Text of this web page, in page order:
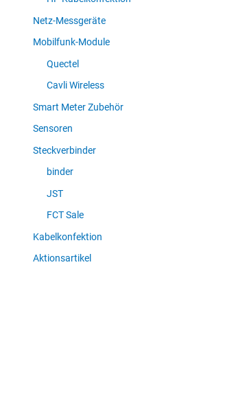
Netz-Messgeräte
Mobilfunk-Module
Quectel
Cavli Wireless
Smart Meter Zubehör
Sensoren
Steckverbinder
binder
JST
FCT Sale
Kabelkonfektion
Aktionsartikel